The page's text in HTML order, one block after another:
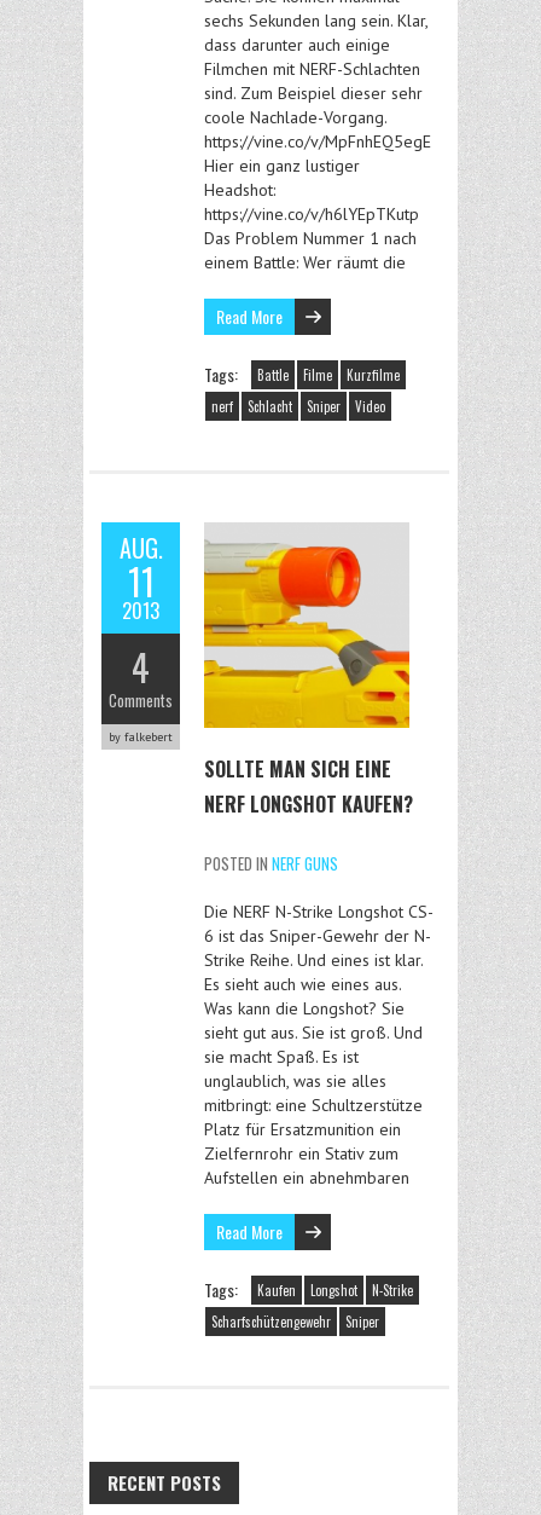
sechs Sekunden lang sein. Klar,
dass darunter auch einige
Filmchen mit NERF-Schlachten
sind. Zum Beispiel dieser sehr
coole Nachlade-Vorgang.
https://vine.co/v/MpFnhEQ5egE
Hier ein ganz lustiger
Headshot:
https://vine.co/v/h6lYEpTKutp
Das Problem Nummer 1 nach
einem Battle: Wer räumt die
Read More
Tags: Battle Filme
Kurzfilme
nerf
Schlacht Sniper Video
AUG.
11
2013
4
Comments
by falkebert
SOLLTE MAN SICH EINE
NERF LONGSHOT KAUFEN?
POSTED IN NERF GUNS
Die NERF N-Strike Longshot CS-
6 ist das Sniper-Gewehr der N-
Strike Reihe. Und eines ist klar.
Es sieht auch wie eines aus.
Was kann die Longshot? Sie
sieht gut aus. Sie ist groß. Und
sie macht Spaß. Es ist
unglaublich, was sie alles
mitbringt: eine Schultzerstütze
Platz für Ersatzmunition ein
Zielfernrohr ein Stativ zum
Aufstellen ein abnehmbaren
Read More
Tags: Kaufen Longshot
N-Strike
Scharfschützengewehr
Sniper
RECENT POSTS